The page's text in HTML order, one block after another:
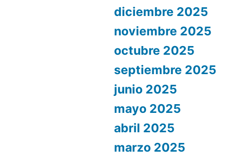
diciembre 2025
noviembre 2025
octubre 2025
septiembre 2025
junio 2025
mayo 2025
abril 2025
marzo 2025